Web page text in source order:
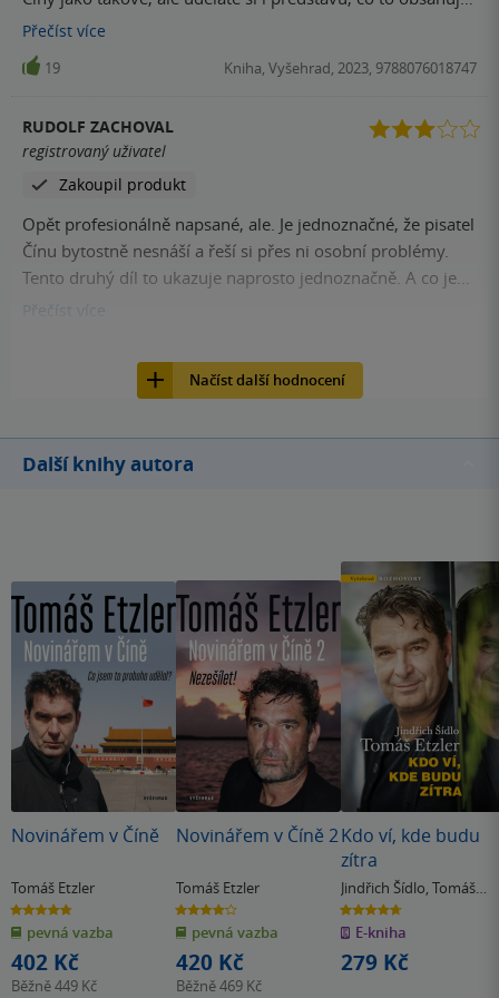
být novinářem
Přečíst více
19 Kniha, Vyšehrad, 2023, 9788076018747
RUDOLF ZACHOVAL
registrovaný uživatel
Zakoupil produkt
Opět profesionálně napsané, ale. Je jednoznačné, že pisatel
Čínu bytostně nesnáší a řeší si přes ni osobní problémy.
Tento druhý díl to ukazuje naprosto jednoznačně. A co je
strašně smutné, je podvod, který udělal na vedení
protičínských film. Ty jeptišky v dobré vůli pustili k sobě
filmaře, kteří jim za to slíbili natočený materiál, aby měly
jim za zády udělal z jejich laskavé pomoci protičínskou
agitku, která by díky tendenčním faktům naštvala
Přečíst
Načíst další hodnocení
Další knihy autora
Novinářem v Číně
Tomáš Etzler
4.8
z
5
hvězdiček
pevná vazba
402 Kč
Běžně449 Kč
Novinářem v Číně 2
Tomáš Etzler
4.2
z
5
hvězdiček
pevná vazba
420 Kč
Běžně469 Kč
Kdo ví, kde budu
zítra
Jindřich Šídlo Tomáš
Etzler
4.7
z
5
hvězdiček
E-kniha
279 Kč